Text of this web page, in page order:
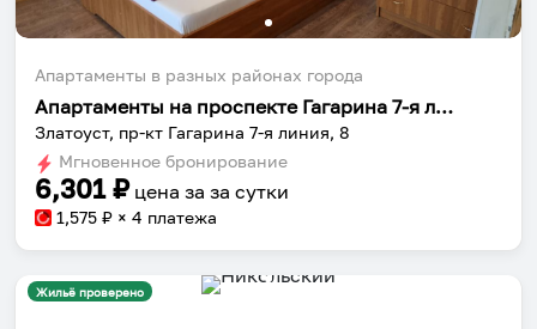
Апартаменты в разных районах города
Апартаменты на проспекте Гагарина 7-я линия 8
Златоуст, пр-кт Гагарина 7-я линия, 8
Мгновенное бронирование
6,301₽ цена за за сутки
1,575 ₽ × 4 платежа
Жильё проверено